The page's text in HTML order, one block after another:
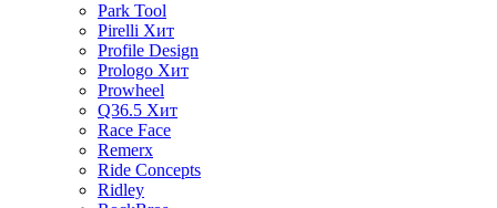
Park Tool
Pirelli Хит
Profile Design
Prologo Хит
Prowheel
Q36.5 Хит
Race Face
Remerx
Ride Concepts
Ridley